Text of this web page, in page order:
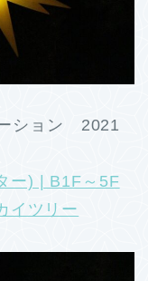
ション 2021
ー) | B1F～5F
イツリー